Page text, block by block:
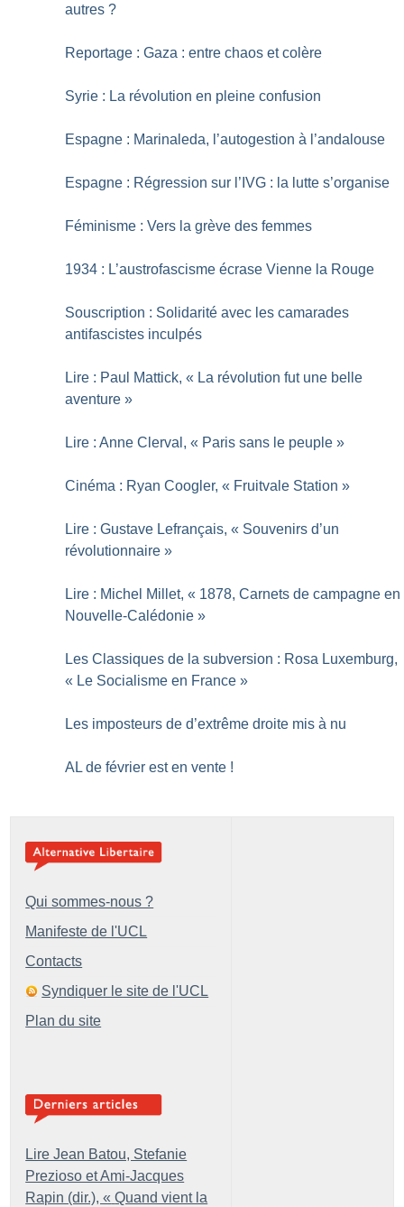
autres ?
Reportage : Gaza : entre chaos et colère
Syrie : La révolution en pleine confusion
Espagne : Marinaleda, l’autogestion à l’andalouse
Espagne : Régression sur l’IVG : la lutte s’organise
Féminisme : Vers la grève des femmes
1934 : L’austrofascisme écrase Vienne la Rouge
Souscription : Solidarité avec les camarades
antifascistes inculpés
Lire : Paul Mattick, « La révolution fut une belle
aventure »
Lire : Anne Clerval, « Paris sans le peuple »
Cinéma : Ryan Coogler, « Fruitvale Station »
Lire : Gustave Lefrançais, « Souvenirs d’un
révolutionnaire »
Lire : Michel Millet, « 1878, Carnets de campagne en
Nouvelle-Calédonie »
Les Classiques de la subversion : Rosa Luxemburg,
« Le Socialisme en France »
Les imposteurs de d’extrême droite mis à nu
AL de février est en vente !
Qui sommes-nous ?
Manifeste de l'UCL
Contacts
Syndiquer le site de l'UCL
Plan du site
Lire Jean Batou, Stefanie
Prezioso et Ami-Jacques
Rapin (dir.), « Quand vient la